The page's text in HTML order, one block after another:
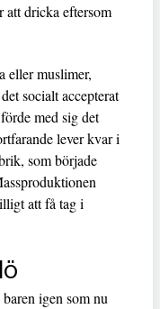
att dricka eftersom
eller muslimer,
socialt accepterat
med sig det
lever kvar i
som började
att få tag i
igen som nu